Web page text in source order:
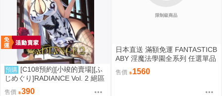
預購 [C108預約][小竣的賣場][ふ
じめぐり]RADIANCE Vol. 2 絕區
零 同人誌id=3755087
售價 390
限制級商品
日本直送 滿額免運 FANTASTICB
ABY 淫魔法學園全系列 任選單品
/ 3位學妹豪華全套組 疾風雷神
售價 1560